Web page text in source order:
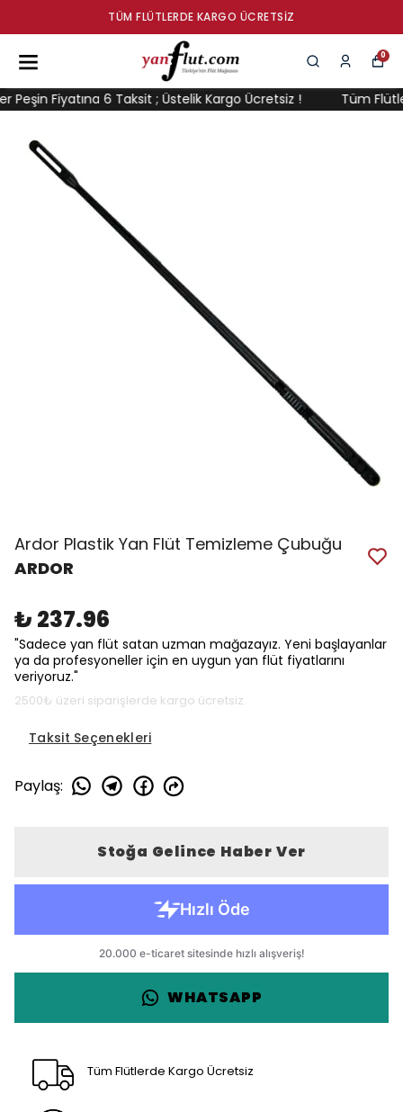
TÜM FLÜTLERDE KARGO ÜCRETSIZ
0
Fiyatına 6 Taksit ; Üstelik Kargo Ücretsiz ! Tüm
Ardor Plastik Yan Flüt Temizleme Çubuğu
ARDOR
₺ 237.96
"Sadece yan flüt satan uzman mağazayız. Yeni başlayanlar
ya da profesyoneller için en uygun yan flüt fiyatlarını
veriyoruz."
2500₺ üzeri siparişlerde kargo ücretsiz.
Taksit Seçenekleri
Paylaş:
Stoğa Gelince Haber Ver
WHATSAPP
Tüm Flütlerde Kargo Ücretsiz